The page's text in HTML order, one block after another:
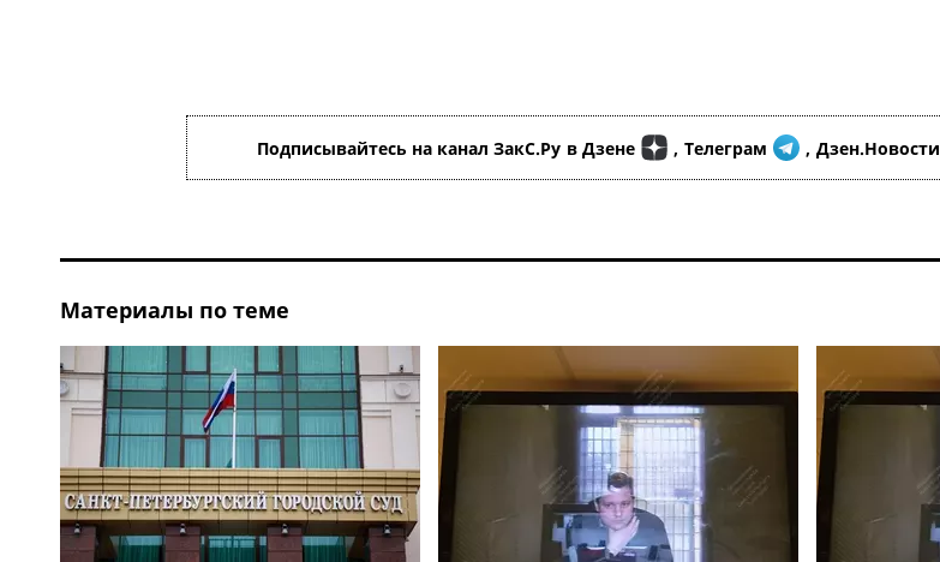
Подписывайтесь на канал ЗакС.Ру в Дзене , Телеграм , Дзен.Новости
Материалы по теме